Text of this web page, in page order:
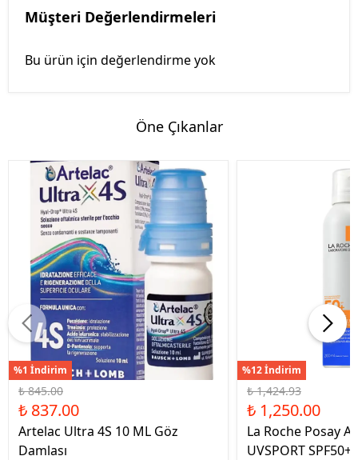
Müşteri Değerlendirmeleri
Bu ürün için değerlendirme yok
Öne Çıkanlar
%1 İndirim
₺ 845.00
₺ 837.00
Artelac Ultra 4S 10 ML Göz
Damlası
%12 İndirim
₺ 1,424.93
₺ 1,250.00
La Roche Posay
UVSPORT